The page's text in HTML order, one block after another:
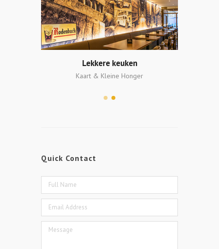
Lekkere keuken
Kaart & Kleine Honger
Quick Contact